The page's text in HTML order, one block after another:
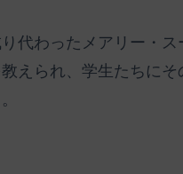
代わったメアリー・
えられ、学生たちに